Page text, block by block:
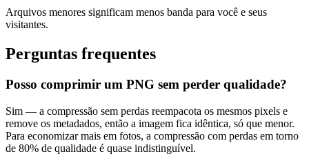
Arquivos menores significam menos banda para você e seus
visitantes.
Perguntas frequentes
Posso comprimir um PNG sem perder qualidade?
Sim — a compressão sem perdas reempacota os mesmos pixels e
remove os metadados, então a imagem fica idêntica, só que menor.
Para economizar mais em fotos, a compressão com perdas em torno
de 80% de qualidade é quase indistinguível.